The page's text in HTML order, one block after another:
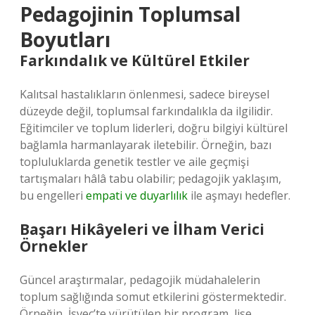
Pedagojinin Toplumsal
Boyutları
Farkındalık ve Kültürel Etkiler
Kalıtsal hastalıkların önlenmesi, sadece bireysel
düzeyde değil, toplumsal farkındalıkla da ilgilidir.
Eğitimciler ve toplum liderleri, doğru bilgiyi kültürel
bağlamla harmanlayarak iletebilir. Örneğin, bazı
topluluklarda genetik testler ve aile geçmişi
tartışmaları hâlâ tabu olabilir; pedagojik yaklaşım,
bu engelleri empati ve duyarlılık ile aşmayı hedefler.
Başarı Hikâyeleri ve İlham Verici
Örnekler
Güncel araştırmalar, pedagojik müdahalelerin
toplum sağlığında somut etkilerini göstermektedir.